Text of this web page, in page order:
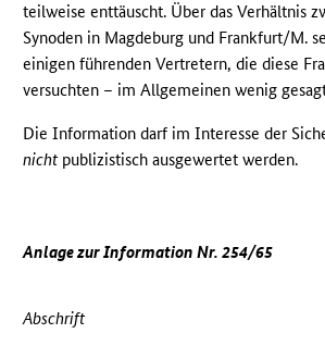
teilweise enttäuscht. Über das Verhältnis
Synoden in Magdeburg und Frankfurt/M.
einigen führenden Vertretern, die diese
versuchten – im Allgemeinen wenig
Die Information darf im Interesse der
nicht publizistisch ausgewertet werden.
Anlage zur Information Nr. 254/65
Abschrift